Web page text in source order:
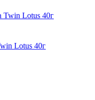
Lotus 40г